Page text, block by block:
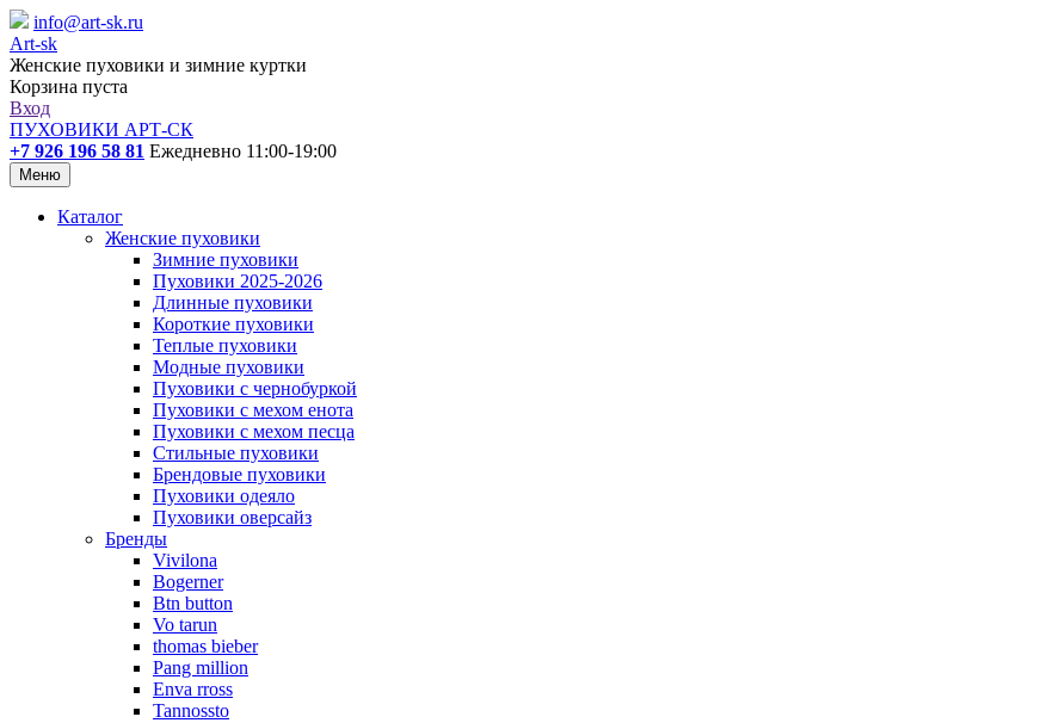
info@art-sk.ru
Art-sk
Женские пуховики и зимние куртки
Корзина пуста
Вход
ПУХОВИКИ АРТ-СК
+7 926 196 58 81 Ежедневно 11:00-19:00
Меню
Каталог
Женские пуховики
Зимние пуховики
Пуховики 2025-2026
Длинные пуховики
Короткие пуховики
Теплые пуховики
Модные пуховики
Пуховики с чернобуркой
Пуховики с мехом енота
Пуховики с мехом песца
Стильные пуховики
Брендовые пуховики
Пуховики одеяло
Пуховики оверсайз
Бренды
Vivilona
Bogerner
Btn button
Vo tarun
thomas bieber
Pang million
Enva rross
Tannossto